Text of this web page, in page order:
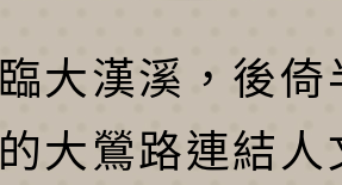
大漢溪，後倚
大鶯路連結人